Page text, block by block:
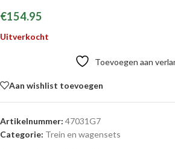
€154.95
Uitverkocht
Toevoegen aan
Aan wishlist toevoegen
Artikelnummer: 47031G7
Categorie: Trein en wagensets